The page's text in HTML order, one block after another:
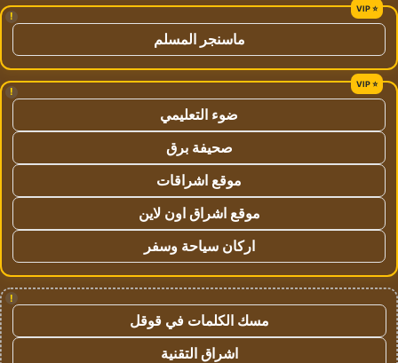
!
ماسنجر المسلم
!
ضوء التعليمي
صحيفة برق
موقع اشراقات
موقع اشراق اون لاين
اركان سياحة وسفر
!
مسك الكلمات في قوقل
اشراق التقنية